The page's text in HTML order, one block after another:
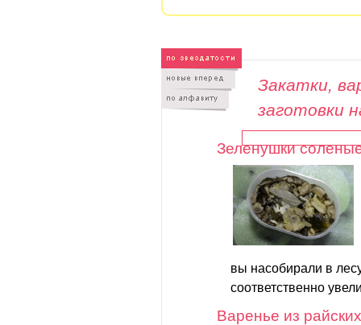
Закатки,
заготовки
Зеленушки
вы насобирали в
соответственно
Варенье из